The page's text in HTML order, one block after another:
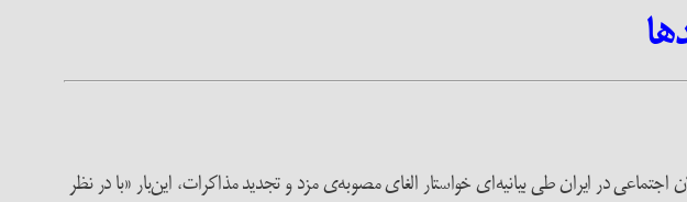
کارگران و فعالان اجتماعی در ایران طی بیانیه‌ای خواستار الغای مصوبه‌ی مزد و تجدید مذاکرات، این‌بار «با در نظر